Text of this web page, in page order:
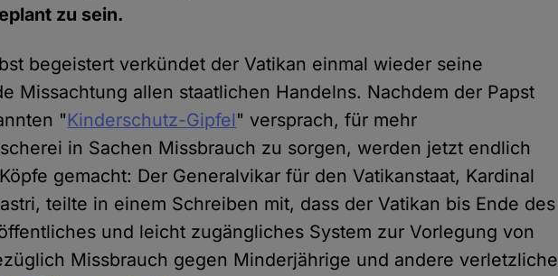
zu sein.
begeistert verkündet der Vatikan einmal wieder seine
Missachtung allen staatlichen Handelns. Nachdem der Papst
"Kinderschutz-Gipfel" versprach, für mehr
in Sachen Missbrauch zu sorgen, werden jetzt endlich
gemacht: Der Generalvikar für den Vatikanstaat, Kardinal
teilte in einem Schreiben mit, dass der Vatikan bis Ende des
und leicht zugängliches System zur Vorlegung von
Missbrauch gegen Minderjährige und andere verletzliche